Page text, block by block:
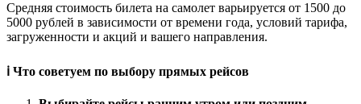
Средняя стоимость билета на самолет варьируется от 1500 до
5000 рублей в зависимости от времени года, условий тарифа,
загруженности и акций и вашего направления.
ℹ️ Что советуем по выбору прямых рейсов